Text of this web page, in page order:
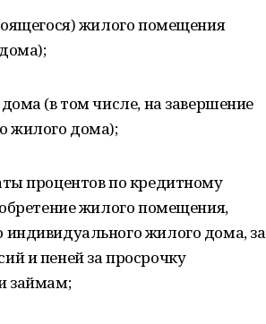
жилого помещения
(в том числе, на завершение
жилого дома);
процентов по кредитному
жилого помещения,
жилого дома, за
и пеней за просрочку
займам;